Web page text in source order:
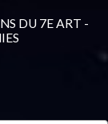
DU 7E ART -